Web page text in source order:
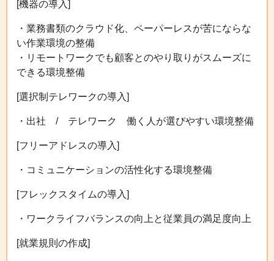
[機器の導入]
・業務書類のクラウド化、ペーパーレスが苦にならな
い作業環境の整備
・リモートワークでも顧客とのやり取りがスムーズに
できる環境整備
[選択制テレワークの導入]
・出社 / テレワーク 働く人が選びやすい環境整備
[フリーアドレスの導入]
・コミュニケーションの活性化する環境整備
[フレックスタイムの導入]
・ワークライフバランスの向上と従業員の満足度向上
[就業規則の作成]